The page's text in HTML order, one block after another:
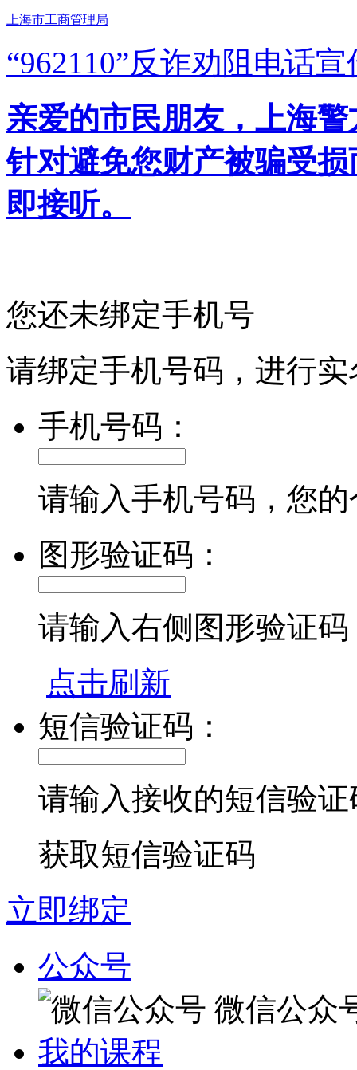
上海市工商管理局
“962110”反诈劝阻电话宣
亲爱的市民朋友，上海
针对避免您财产被骗受
即接听。
您还未绑定手机号
请绑定手机号码，进行
手机号码：
请输入手机号码，您
图形验证码：
请输入右侧图形验证码
点击刷新
短信验证码：
请输入接收的短信验证
获取短信验证码
立即绑定
公众号
微信公众
我的课程